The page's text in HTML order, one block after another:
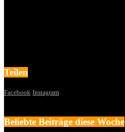
Teilen
Facebook Instagram
Beliebte Beiträge diese Woche